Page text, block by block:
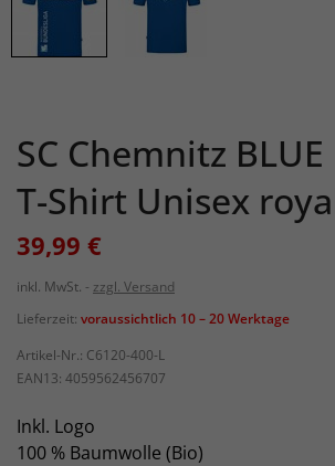
SC Chemnitz BLUE
T-Shirt Unisex
39,99 €
inkl. MwSt.
zzgl. Versand
Lieferzeit: voraussichtlich 10 – 20 Werktage
Artikel-Nr.: C6120-400-L
EAN13: 4059562456707
Inkl. Logo
100 % Baumwolle (Bio)